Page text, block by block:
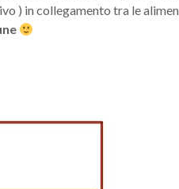
) in collegamento tra le